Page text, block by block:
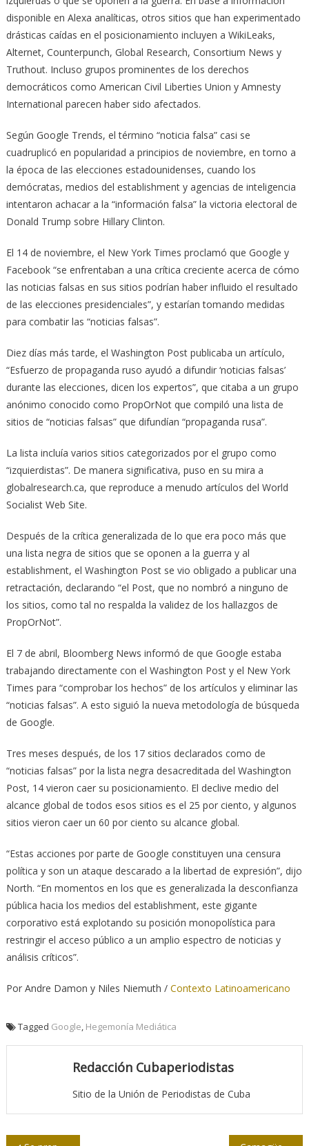
disponible en Alexa analíticas, otros sitios que han experimentado
drásticas caídas en el posicionamiento incluyen a WikiLeaks,
Alternet, Counterpunch, Global Research, Consortium News y
Truthout. Incluso grupos prominentes de los derechos
democráticos como American Civil Liberties Union y Amnesty
International parecen haber sido afectados.
Según Google Trends, el término “noticia falsa” casi se
cuadruplicó en popularidad a principios de noviembre, en torno a
la época de las elecciones estadounidenses, cuando los
demócratas, medios del establishment y agencias de inteligencia
intentaron achacar a la “información falsa” la victoria electoral de
Donald Trump sobre Hillary Clinton.
El 14 de noviembre, el New York Times proclamó que Google y
Facebook “se enfrentaban a una crítica creciente acerca de cómo
las noticias falsas en sus sitios podrían haber influido el resultado
de las elecciones presidenciales”, y estarían tomando medidas
para combatir las “noticias falsas”.
Diez días más tarde, el Washington Post publicaba un artículo,
“Esfuerzo de propaganda ruso ayudó a difundir ‘noticias falsas’
durante las elecciones, dicen los expertos”, que citaba a un grupo
anónimo conocido como PropOrNot que compiló una lista de
sitios de “noticias falsas” que difundían “propaganda rusa”.
La lista incluía varios sitios categorizados por el grupo como
“izquierdistas”. De manera significativa, puso en su mira a
globalresearch.ca, que reproduce a menudo artículos del World
Socialist Web Site.
Después de la crítica generalizada de lo que era poco más que
una lista negra de sitios que se oponen a la guerra y al
establishment, el Washington Post se vio obligado a publicar una
retractación, declarando “el Post, que no nombró a ninguno de
los sitios, como tal no respalda la validez de los hallazgos de
PropOrNot”.
El 7 de abril, Bloomberg News informó de que Google estaba
trabajando directamente con el Washington Post y el New York
Times para “comprobar los hechos” de los artículos y eliminar las
“noticias falsas”. A esto siguió la nueva metodología de búsqueda
de Google.
Tres meses después, de los 17 sitios declarados como de
“noticias falsas” por la lista negra desacreditada del Washington
Post, 14 vieron caer su posicionamiento. El declive medio del
alcance global de todos esos sitios es el 25 por ciento, y algunos
sitios vieron caer un 60 por ciento su alcance global.
“Estas acciones por parte de Google constituyen una censura
política y son un ataque descarado a la libertad de expresión”, dijo
North. “En momentos en los que es generalizada la desconfianza
pública hacia los medios del establishment, este gigante
corporativo está explotando su posición monopolística para
restringir el acceso público a un amplio espectro de noticias y
análisis críticos”.
Por Andre Damon y Niles Niemuth /Contexto Latinoamericano
Tagged Google, Hegemonía Mediática
Redacción Cubaperiodistas
Sitio de la Unión de Periodistas de Cuba